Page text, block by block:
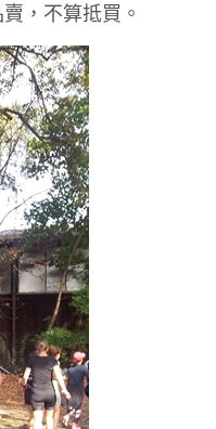
，不算抵買。